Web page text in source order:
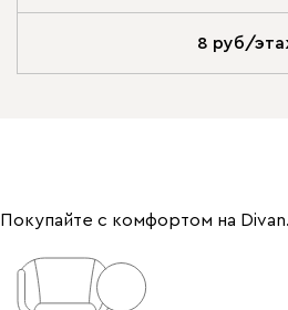
8 руб/
Покупайте с комфортом на